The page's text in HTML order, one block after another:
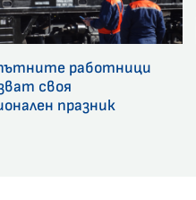
работници
своя
празник